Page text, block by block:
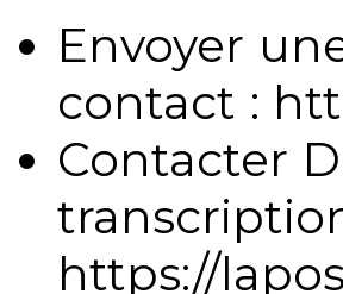
Envoyer
contact :
Contacter
https://